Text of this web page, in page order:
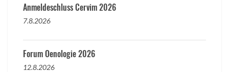
Anmeldeschluss Cervim 2026
7.8.2026
Forum Oenologie 2026
12.8.2026